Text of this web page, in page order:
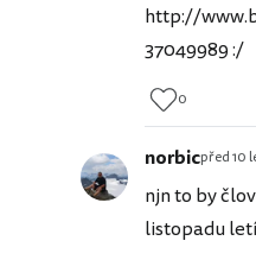
http://
37049989 :/
0
norbicpřed 10
njn to by
listopadu